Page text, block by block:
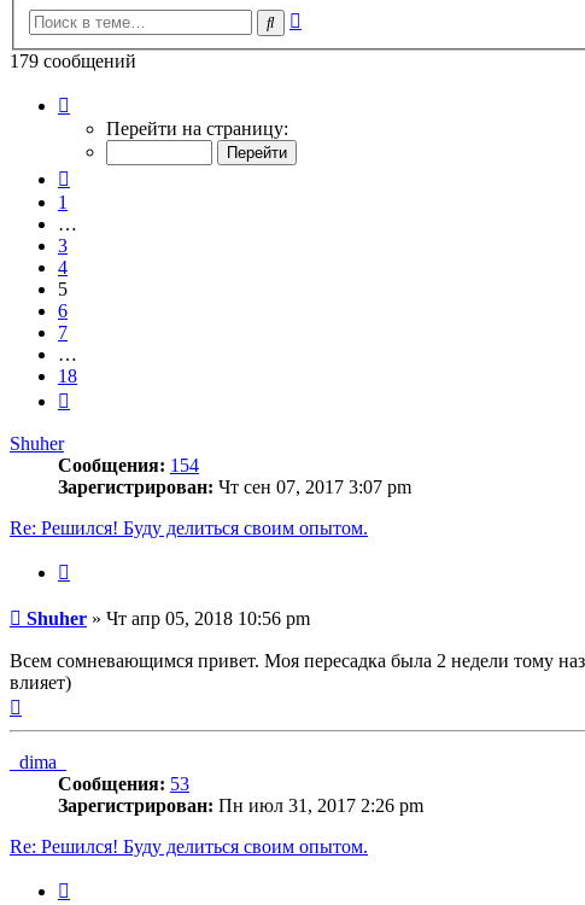
Поиск
179 сообщений
Перейти на страницу:
1
…
3
4
5
6
7
…
18
Shuher
Сообщения: 154
Зарегистрирован: Чт сен 07, 2017 3:07 pm
Re: Решился! Буду делиться своим опытом.
Сообщение
Shuher » Чт апр 05, 2018 10:56 pm
Всем сомневающимся привет. Моя пересадка была 2 недели тому
влияет)
_dima_
Сообщения: 53
Зарегистрирован: Пн июл 31, 2017 2:26 pm
Re: Решился! Буду делиться своим опытом.